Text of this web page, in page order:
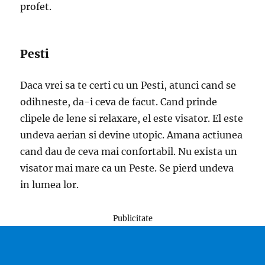
profet.
Pesti
Daca vrei sa te certi cu un Pesti, atunci cand se
odihneste, da-i ceva de facut. Cand prinde
clipele de lene si relaxare, el este visator. El este
undeva aerian si devine utopic. Amana actiunea
cand dau de ceva mai confortabil. Nu exista un
visator mai mare ca un Peste. Se pierd undeva
in lumea lor.
Publicitate